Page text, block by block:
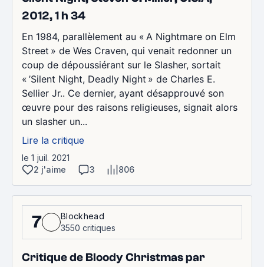
2012, 1 h 34
En 1984, parallèlement au « A Nightmare on Elm
Street » de Wes Craven, qui venait redonner un
coup de dépoussiérant sur le Slasher, sortait
« ’Silent Night, Deadly Night » de Charles E.
Sellier Jr.. Ce dernier, ayant désapprouvé son
œuvre pour des raisons religieuses, signait alors
un slasher un...
Lire la critique
le 1 juil. 2021
2 j'aime
3 806
7
Blockhead
3550 critiques
Critique de Bloody Christmas par